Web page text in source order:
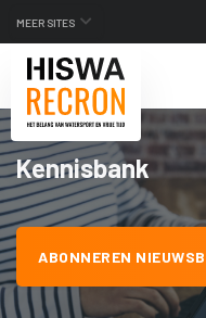
MEER SITES
Kennisbank
ABONNEREN